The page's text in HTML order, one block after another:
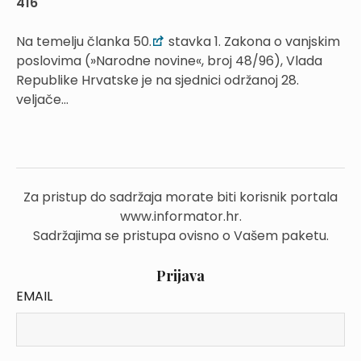
Na temelju članka 50.
stavka 1. Zakona o vanjskim
poslovima (»Narodne novine«, broj 48/96), Vlada
Republike Hrvatske je na sjednici održanoj 28.
veljače...
Za pristup do sadržaja morate biti korisnik portala
www.informator.hr.
Sadržajima se pristupa ovisno o Vašem paketu.
Prijava
EMAIL